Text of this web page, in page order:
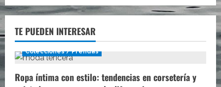
TE PUEDEN INTERESAR
Colecciones / Prendas
Ropa íntima con estilo: tendencias en corsetería y